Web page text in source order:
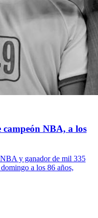
NBA, a los
y ganador de mil 335
a los 86 años,